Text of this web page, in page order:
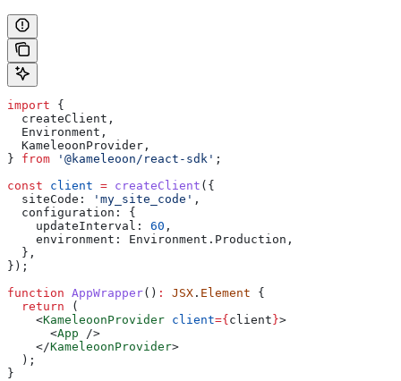
import {
  createClient
,
  Environment
,
  KameleoonProvider
,
} from '@kameleoon/react-sdk' ;
const client = createClient ({
  siteCode:
'my_site_code' ,
  configuration:
{
    updateInterval:
60 ,
    environment:
Environment . Production ,
  },
});
function AppWrapper() : JSX . Element {
  return
(
    <
KameleoonProvider client={client}>
      <
App />
    </
KameleoonProvider>
  );
}